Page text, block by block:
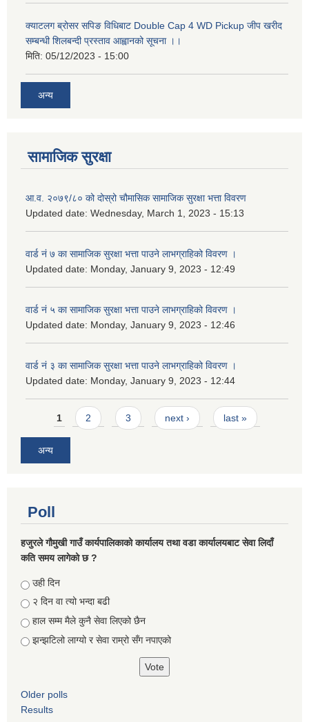
क्याटलग ब्रोसर सपिङ विधिबाट Double Cap 4 WD Pickup जीप खरीद
सम्बन्धी शिलबन्दी प्रस्ताव आह्वानको सूचना ।।
मिति: 05/12/2023 - 15:00
अन्य
सामाजिक सुरक्षा
आ.व. २०७९/८० को दोस्रो चौमासिक सामाजिक सुरक्षा भत्ता विवरण
Updated date: Wednesday, March 1, 2023 - 15:13
वार्ड नं ७ का सामाजिक सुरक्षा भत्ता पाउने लाभग्राहिको विवरण ।
Updated date: Monday, January 9, 2023 - 12:49
वार्ड नं ५ का सामाजिक सुरक्षा भत्ता पाउने लाभग्राहिको विवरण ।
Updated date: Monday, January 9, 2023 - 12:46
वार्ड नं ३ का सामाजिक सुरक्षा भत्ता पाउने लाभग्राहिको विवरण ।
Updated date: Monday, January 9, 2023 - 12:44
Pages
1 2 3 next › last »
अन्य
Poll
हजुरले गौमुखी गाउँ कार्यपालिकाको कार्यालय तथा वडा कार्यालयबाट सेवा लिदाँ
कति समय लागेको छ ?
Choices
उही दिन
२ दिन वा त्यो भन्दा बढी
हाल सम्म मैले कुनै सेवा लिएको छैन
झन्झटिलो लाग्यो र सेवा राम्रो सँग नपाएको
Older polls
Results